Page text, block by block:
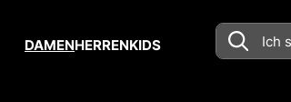
DAMENHERRENKIDS